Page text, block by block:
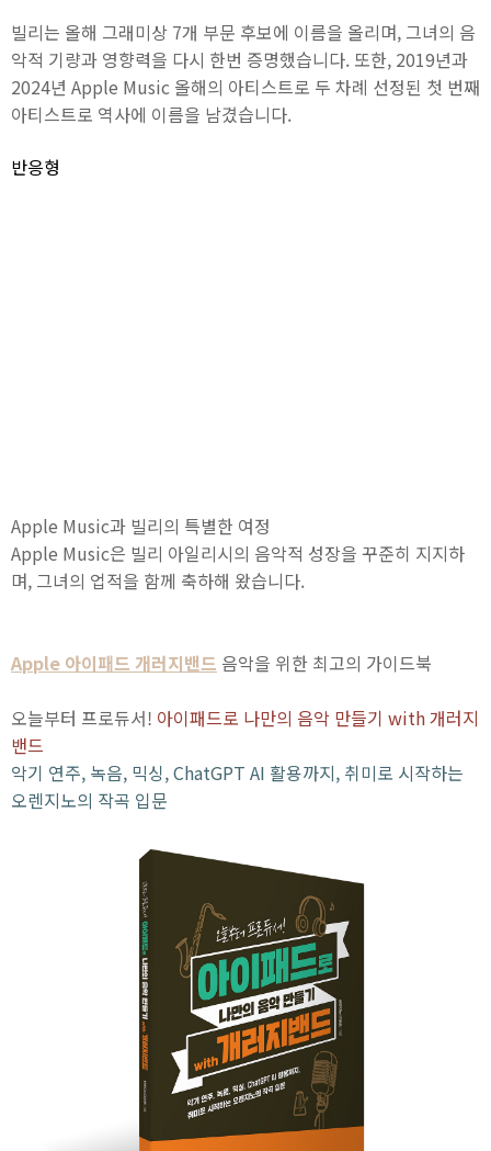
빌리는 올해 그래미상 7개 부문 후보에 이름을 올리며, 그녀의 음
악적 기량과 영향력을 다시 한번 증명했습니다. 또한, 2019년과
2024년 Apple Music 올해의 아티스트로 두 차례 선정된 첫 번째
아티스트로 역사에 이름을 남겼습니다.
반응형
Apple Music과 빌리의 특별한 여정
Apple Music은 빌리 아일리시의 음악적 성장을 꾸준히 지지하
며, 그녀의 업적을 함께 축하해 왔습니다.
Apple 아이패드 개러지밴드 음악을 위한 최고의 가이드북
오늘부터 프로듀서! 아이패드로 나만의 음악 만들기 with 개러지
밴드
악기 연주, 녹음, 믹싱, ChatGPT AI 활용까지, 취미로 시작하는
오렌지노의 작곡 입문